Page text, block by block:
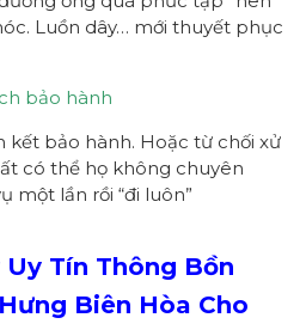
Luồn dây… mới thuyết phục
bảo hành
kết bảo hành. Hoặc từ chối xử
có thể họ không chuyên
một lần rồi “đi luôn”
Tín Thông Bồn
Biên Hòa Cho